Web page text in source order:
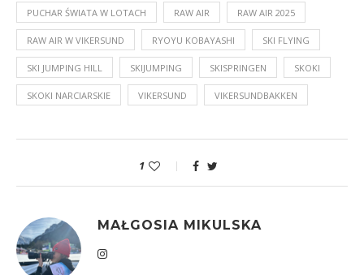
PUCHAR ŚWIATA W LOTACH RAW AIR RAW AIR 2025
RAW AIR W VIKERSUND RYOYU KOBAYASHI SKI FLYING
SKI JUMPING HILL SKIJUMPING SKISPRINGEN SKOKI
SKOKI NARCIARSKIE VIKERSUND VIKERSUNDBAKKEN
1
MAŁGOSIA MIKULSKA